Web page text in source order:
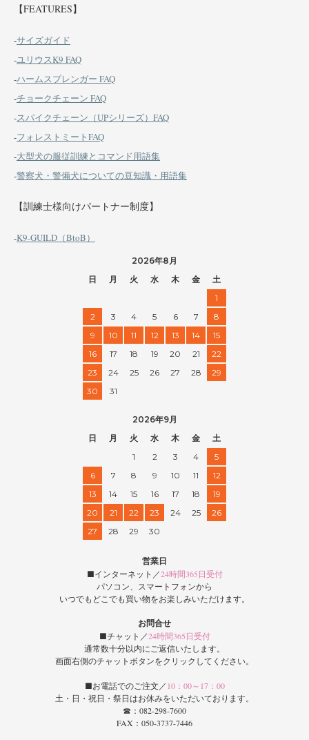
【FEATURES】
-サイズガイド
-ユリウスK9 FAQ
-ハームスプレンガー FAQ
-チョークチェーン FAQ
-スパイクチェーン（UPシリーズ）FAQ
-フォレストミートFAQ
-大型犬の服従訓練とコマンド用語集
-警察犬・警備犬についての豆知識・用語集
【訓練士様向けパートナー制度】
-K9-GUILD（BtoB）
2026年8月
日
月 火 水 木 金
土
1
2
3 4 5 6 7
8
9
10 11 12 13 14
15
16
17 18 19 20 21
22
23
24 25 26 27 28
29
30
31
2026年9月
日
月 火 水 木 金
土
1
2 3 4
5
6
7 8 9 10 11
12
13
14 15 16 17 18
19
20
21 22 23 24 25
26
27
28 29 30
営業日
■インターネット／24時間365日受付
パソコン、スマートフォンから
いつでもどこでも買い物をお楽しみいただけます。
お問合せ
■チャット／24時間365日受付
通常数十分以内にご返信いたします。
画面右側のチャットボタンをクリックしてください。
■お電話でのご注文／ 10：00～17：00
土・日・祝日・祭日はお休みをいただいております。
☎：082-298-7600
FAX：050-3737-7446